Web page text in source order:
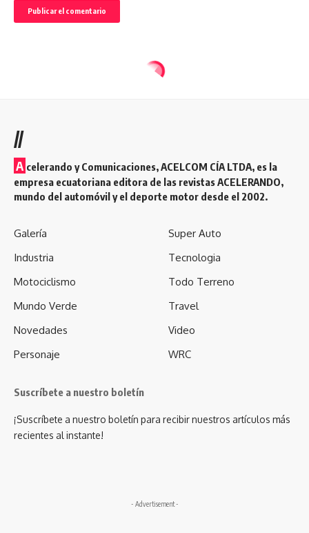
//
A celerando y Comunicaciones, ACELCOM CÍA LTDA, es la
empresa ecuatoriana editora de las revistas ACELERANDO,
mundo del automóvil y el deporte motor desde el 2002.
Galería
Industria
Motociclismo
Mundo Verde
Novedades
Personaje
Super Auto
Tecnologia
Todo Terreno
Travel
Video
WRC
Suscríbete a nuestro boletín
¡Suscríbete a nuestro boletín para recibir nuestros artículos más
recientes al instante!
- Advertisement -